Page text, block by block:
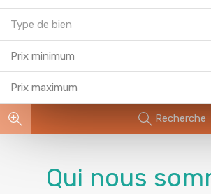
Type de bien
Prix minimum
Prix maximum
Recherche
Qui nous